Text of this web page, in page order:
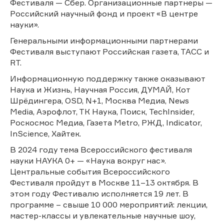
Фестиваля — Сбер. Организационные партнеры —
Российский научный фонд и проект «В центре
науки».
Генеральными информационными партнерами
Фестиваля выступают Российская газета, ТАСС и
RT.
Информационную поддержку также оказывают
Наука и Жизнь, Научная Россия, ДУМАЙ, Кот
Шрёдингера, OSD, N+1, Москва Медиа, News
Media, Аэрофлот, ТК Наука, Поиск, TechInsider,
Роскосмос Медиа, Газета Metro, РЖД, Indicator,
InScience, Хайтек.
В 2024 году тема Всероссийского фестиваля
науки НАУКА 0+ — «Наука вокруг нас».
Центральные события Всероссийского
Фестиваля пройдут в Москве 11–13 октября. В
этом году Фестивалю исполняется 19 лет. В
программе – свыше 10 000 мероприятий: лекции,
мастер-классы и увлекательные научные шоу,